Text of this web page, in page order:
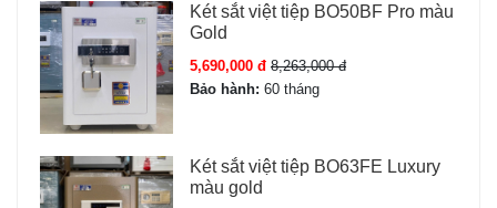
Két sắt việt tiệp BO50BF Pro màu
Gold
5,690,000 đ 8,263,000 đ
Bảo hành: 60 tháng
Két sắt việt tiệp BO63FE Luxury
màu gold